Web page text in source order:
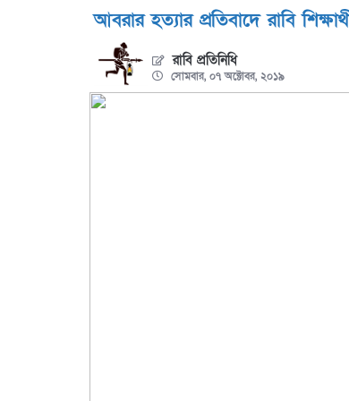
আবরার হত্যার প্রতিবাদে রাবি
রাবি প্রতিনিধি
সোমবার, ০৭ অক্টোবর, ২০১৯